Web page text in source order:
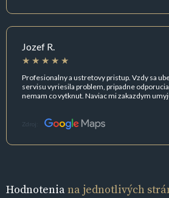
Jozef R.
Profesionalny a ustretovy pristup. Vzdy sa
servisu vyriesila problem, pripadne
nemam co vytknut. Naviac mi zakazdym
Zdroj:
Hodnoteniana jednotlivých